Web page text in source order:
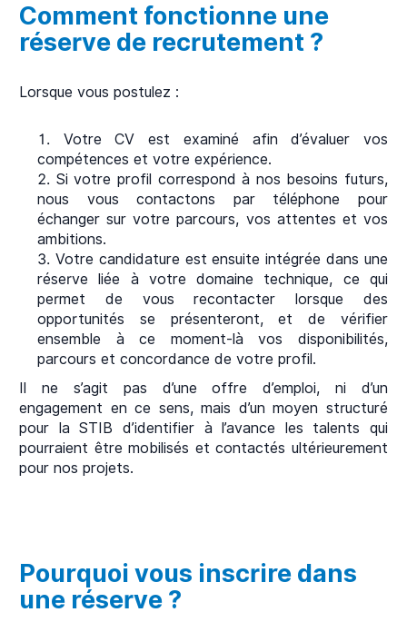
Comment fonctionne une
réserve de recrutement ?
Lorsque vous postulez :
Votre CV est examiné afin d’évaluer vos
compétences et votre expérience.
Si votre profil correspond à nos besoins futurs,
nous vous contactons par téléphone pour
échanger sur votre parcours, vos attentes et vos
ambitions.
Votre candidature est ensuite intégrée dans une
réserve liée à votre domaine technique, ce qui
permet de vous recontacter lorsque des
opportunités se présenteront, et de vérifier
ensemble à ce moment-là vos disponibilités,
parcours et concordance de votre profil.
Il ne s’agit pas d’une offre d’emploi, ni d’un
engagement en ce sens, mais d’un moyen structuré
pour la STIB d’identifier à l’avance les talents qui
pourraient être mobilisés et contactés ultérieurement
pour nos projets.
Pourquoi vous inscrire dans
une réserve ?